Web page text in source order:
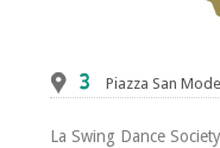
3 Piazza San
La Swing Dance